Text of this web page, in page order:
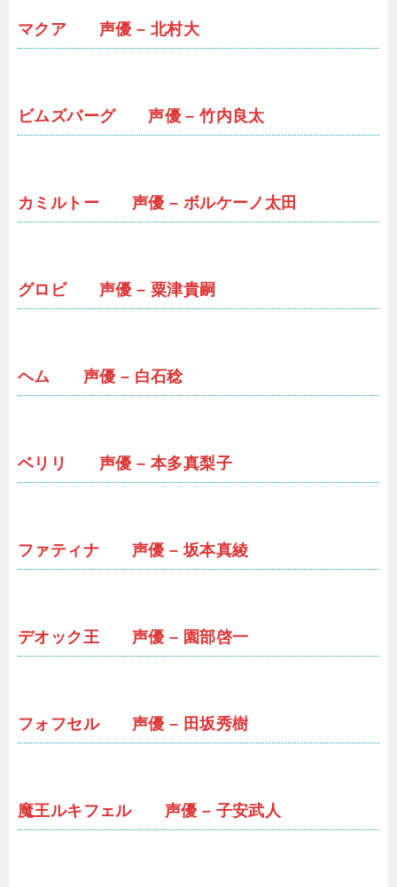
マクア 声優 – 北村大
ビムズバーグ 声優 – 竹内良太
カミルトー 声優 – ボルケーノ太田
グロビ 声優 – 粟津貴嗣
ヘム 声優 – 白石稔
ベリリ 声優 – 本多真梨子
ファティナ 声優 – 坂本真綾
デオック王 声優 – 園部啓一
フォフセル 声優 – 田坂秀樹
魔王ルキフェル 声優 – 子安武人